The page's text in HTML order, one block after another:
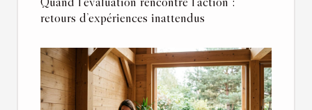
retours d’expériences inattendus